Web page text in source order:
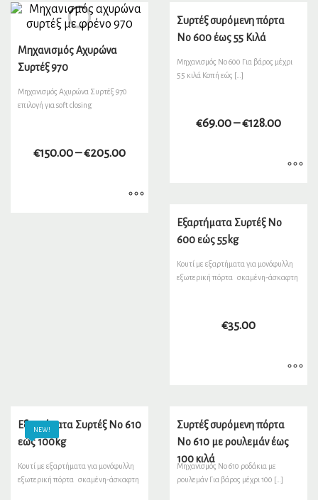
Μηχανισμός Αχυρώνα
Συρτέξ 970
Μηχανισμός Αχυρώνα Συρτέξ 970
επιλογή για soft closing
€150.00–€205.00
Συρτέξ συρόμενη πόρτα
Νο 600 έως 55 Κιλά
Μηχανισμός Νο 600 Για βάρος μέχρι
55 κιλά Κοπή εώς […]
€69.00–€128.00
Εξαρτήματα Συρτέξ Νο
600 εώς 55kg
Κουτί με εξαρτήματα για μονόφυλλη
εξωτερική πόρτα σκαμένη-άσκαφτη
€35.00
NEW!
Εξαρτήματα Συρτέξ Νο 610
εώς 100kg
Κουτί με εξαρτήματα για μονόφυλλη
εξωτερική πόρτα σκαμένη-άσκαφτη
Συρτέξ συρόμενη πόρτα
Νο 610 με ρουλεμάν έως
100 κιλά
Μηχανισμός Νο 610 ροδάκια με
ρουλεμάν Για βάρος μέχρι 100 […]